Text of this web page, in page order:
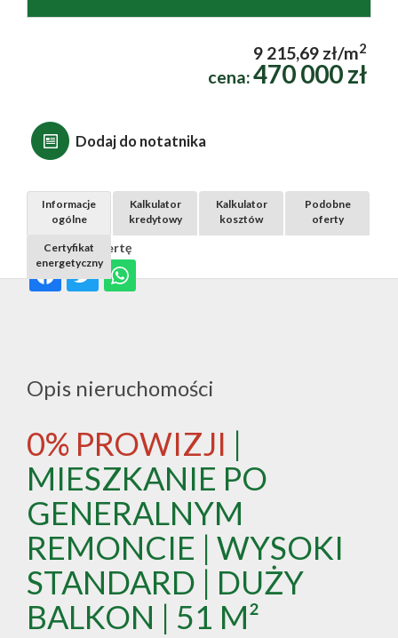
9 215,69 zł/m2
cena:470 000 zł
Dodaj do notatnika
Udostępnij ofertę
Informacje
ogólne
Kalkulator
kredytowy
Kalkulator
kosztów
Podobne
oferty
Certyfikat
energetyczny
Opis nieruchomości
0% PROWIZJI |
MIESZKANIE PO
GENERALNYM
REMONCIE | WYSOKI
STANDARD | DUŻY
BALKON | 51 M²